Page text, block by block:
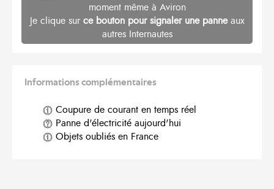
moment même à Aviron
Je clique sur ce bouton pour signaler une panneaux
autres Internautes
Informations complémentaires
Coupure de courant en temps réel
Panne d'électricité aujourd'hui
Objets oubliés en France